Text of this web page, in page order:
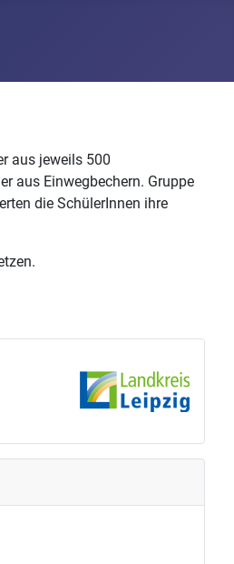
aus jeweils 500
aus Einwegbechern. Gruppe
die SchülerInnen ihre